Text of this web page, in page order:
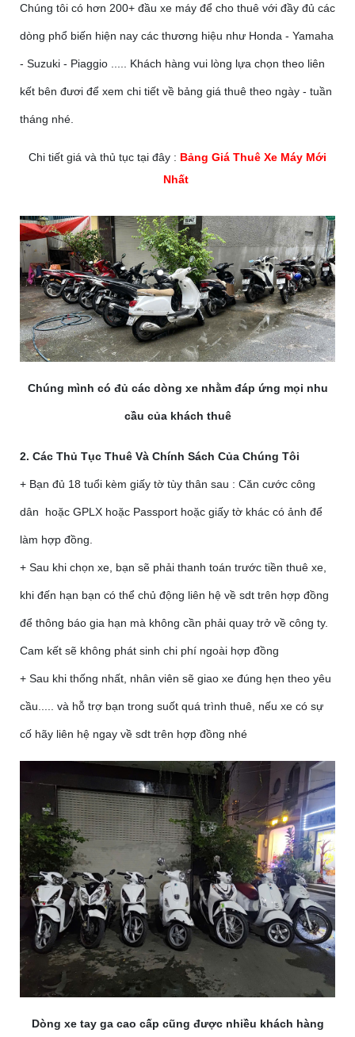
Chúng tôi có hơn 200+ đầu xe máy để cho thuê với đầy đủ các
dòng phổ biến hiện nay các thương hiệu như Honda - Yamaha
- Suzuki - Piaggio ..... Khách hàng vui lòng lựa chọn theo liên
kết bên đươi để xem chi tiết về bảng giá thuê theo ngày - tuần
tháng nhé.
Chi tiết giá và thủ tục tại đây : Bảng Giá Thuê Xe Máy Mới
Nhất
Chúng mình có đủ các dòng xe nhằm đáp ứng mọi nhu
cầu của khách thuê
2. Các Thủ Tục Thuê Và Chính Sách Của Chúng Tôi
+ Bạn đủ 18 tuổi kèm giấy tờ tùy thân sau : Căn cước công
dân hoặc GPLX hoặc Passport hoặc giấy tờ khác có ảnh để
làm hợp đồng.
+ Sau khi chọn xe, bạn sẽ phải thanh toán trước tiền thuê xe,
khi đến hạn bạn có thể chủ động liên hệ về sdt trên hợp đồng
để thông báo gia hạn mà không cần phải quay trở về công ty.
Cam kết sẽ không phát sinh chi phí ngoài hợp đồng
+ Sau khi thống nhất, nhân viên sẽ giao xe đúng hẹn theo yêu
cầu..... và hỗ trợ bạn trong suốt quá trình thuê, nếu xe có sự
cố hãy liên hệ ngay về sdt trên hợp đồng nhé
Dòng xe tay ga cao cấp cũng được nhiều khách hàng